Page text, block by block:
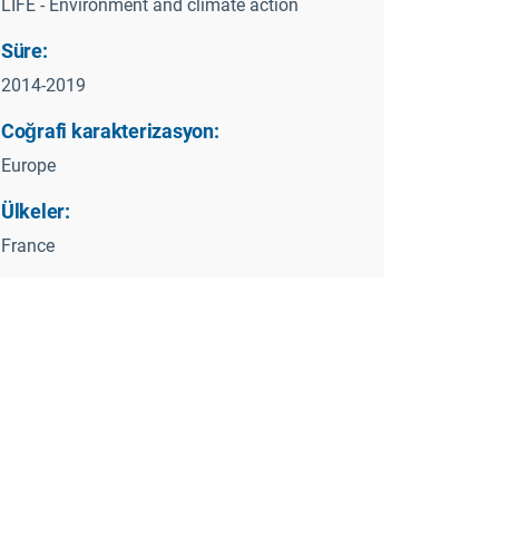
LIFE - Environment and climate action
Süre:
2014-2019
Coğrafi karakterizasyon:
Europe
Ülkeler:
France